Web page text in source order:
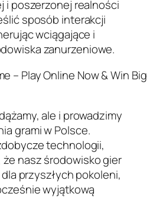
i poszerzonej realności
sposób interakcji
wciągające i
zanurzeniowe.
ale i prowadzimy
grami w Polsce.
technologii,
nasz środowisko gier
przyszłych pokoleni,
wyjątkową